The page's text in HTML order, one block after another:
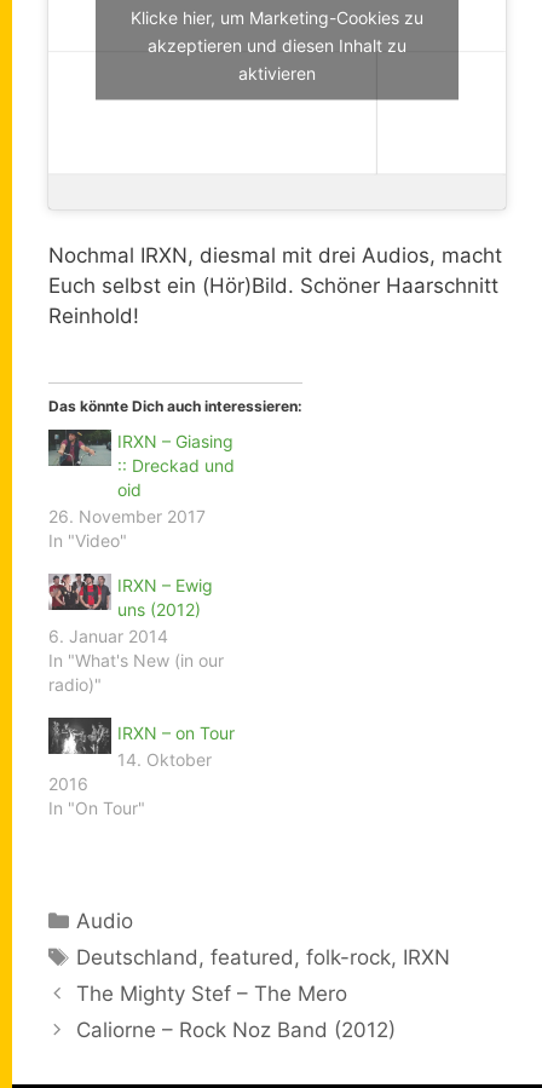
Klicke hier, um Marketing-Cookies zu
akzeptieren und diesen Inhalt zu
aktivieren
Nochmal IRXN, diesmal mit drei Audios, macht
Euch selbst ein (Hör)Bild. Schöner Haarschnitt
Reinhold!
Das könnte Dich auch interessieren:
IRXN – Giasing
:: Dreckad und
oid
26. November 2017
In "Video"
IRXN – Ewig
uns (2012)
6. Januar 2014
In "What's New (in our
radio)"
IRXN – on Tour
14. Oktober
2016
In "On Tour"
Kategorien
Audio
Schlagwörter
Deutschland,featured,folk-rock, IRXN
The Mighty Stef – The Mero
Caliorne – Rock Noz Band (2012)